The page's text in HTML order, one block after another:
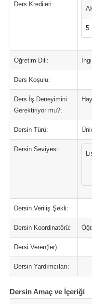
Ders Kredileri:
5
Öğretim Dili:
Ders Koşulu:
Ders İş Deneyimini
Gerektiriyor mu?:
Dersin Türü:
Dersin Seviyesi:
Dersin Veriliş Şekli:
Dersin Koordinatörü:
Dersi Veren(ler):
Dersin Yardımcıları:
Dersin Amaç ve İçeriği